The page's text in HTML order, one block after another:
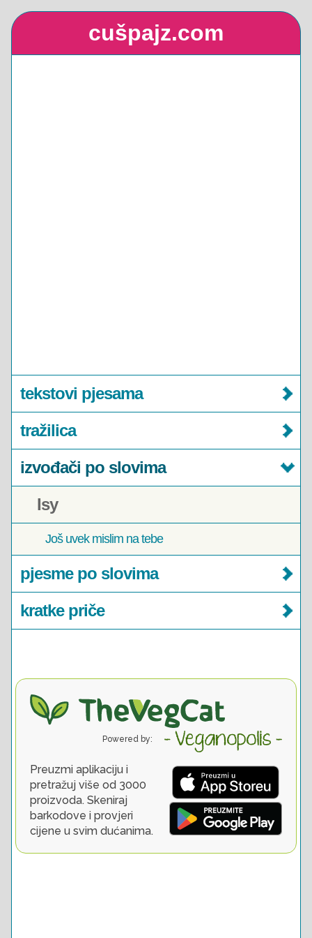
cušpajz.com
tekstovi pjesama
tražilica
izvođači po slovima
Isy
Još uvek mislim na tebe
pjesme po slovima
kratke priče